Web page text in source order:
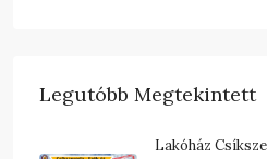
Legutóbb Megtekintett
Lakóház